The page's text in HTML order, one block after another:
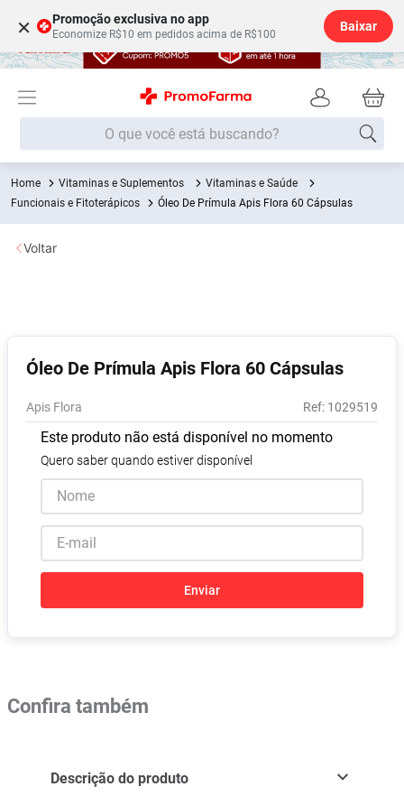
× Promoção exclusiva no app
Economize R$10 em pedidos acima de R$100
Baixar
O que você está buscando?
Vitaminas e Suplementos
Vitaminas e Saúde
Funcionais e Fitoterápicos
Óleo De Prímula Apis Flora 60 Cápsulas
Óleo De Prímula Apis Flora 60 Cápsulas
Apis Flora : 1029519
Este produto não está disponível no momento
Quero saber quando estiver disponível
Enviar
Voltar
Confira também
Descrição do produto
Termos mais buscados
1º Fralda
2
5º Fralda G
6º Desodorante
8º Absorvente
9º Pampers Confort Sec
10º Lavitan